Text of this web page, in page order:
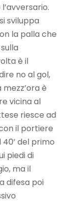
sviluppa
la palla che
è il
no al gol,
è
vicina al
riesce ad
il portiere
del primo
piedi di
ma il
difesa poi